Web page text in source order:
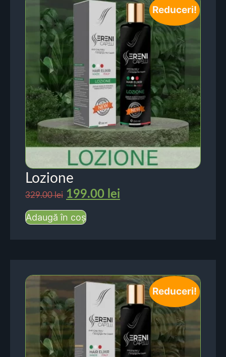
Reduceri!
Lozione
329.00lei 199.00 lei
Adaugă în coș
Reduceri!